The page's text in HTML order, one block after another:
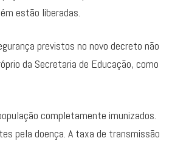
estão liberadas.
previstos no novo decreto não
da Secretaria de Educação, como
completamente imunizados.
pela doença. A taxa de transmissão